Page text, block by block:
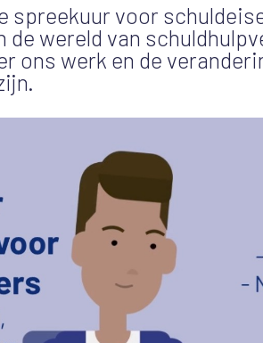
spreekuur voor
wereld van
ons werk en de